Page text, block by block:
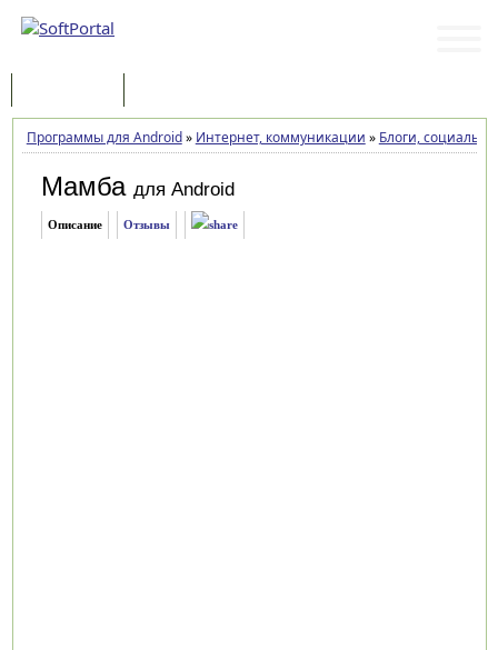
Программы для Android» Интернет, коммуникации » Блоги,
Мамба для Android
Описание Отзывы